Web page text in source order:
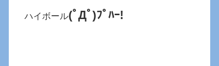
ハイボール(ﾟДﾟ)ﾌﾟﾊｰ!